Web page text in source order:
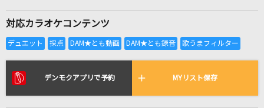
全国りれき
リアルタイムで歌われている曲の一覧
対応カラオケコンテンツ
デンモクアプリで予約 MYリスト保存